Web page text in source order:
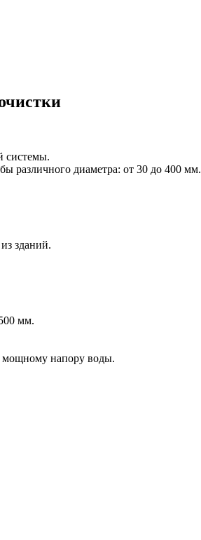
системы.
различного диаметра: от 30 до 400 мм.
зданий.
мм.
мощному напору воды.